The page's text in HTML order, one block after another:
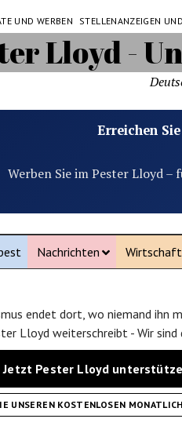
UND WERBEN STELLENANZEIGEN
Erreichen
Werben Sie im Pester Lloyd
Nachrichten Wirtschaft
endet dort, wo niemand ihn
Lloyd weiterschreibt - Wir sind
Jetzt Pester Lloyd
UNSEREN KOSTENLOSEN